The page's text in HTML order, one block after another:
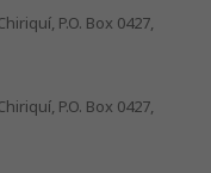
P.O. Box 0427,
P.O. Box 0427,